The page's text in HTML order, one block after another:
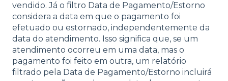
vendido. Já o filtro Data de Pagamento/Estorno
considera a data em que o pagamento foi
efetuado ou estornado, independentemente da
data do atendimento. Isso significa que, se um
atendimento ocorreu em uma data, mas o
pagamento foi feito em outra, um relatório
filtrado pela Data de Pagamento/Estorno incluirá